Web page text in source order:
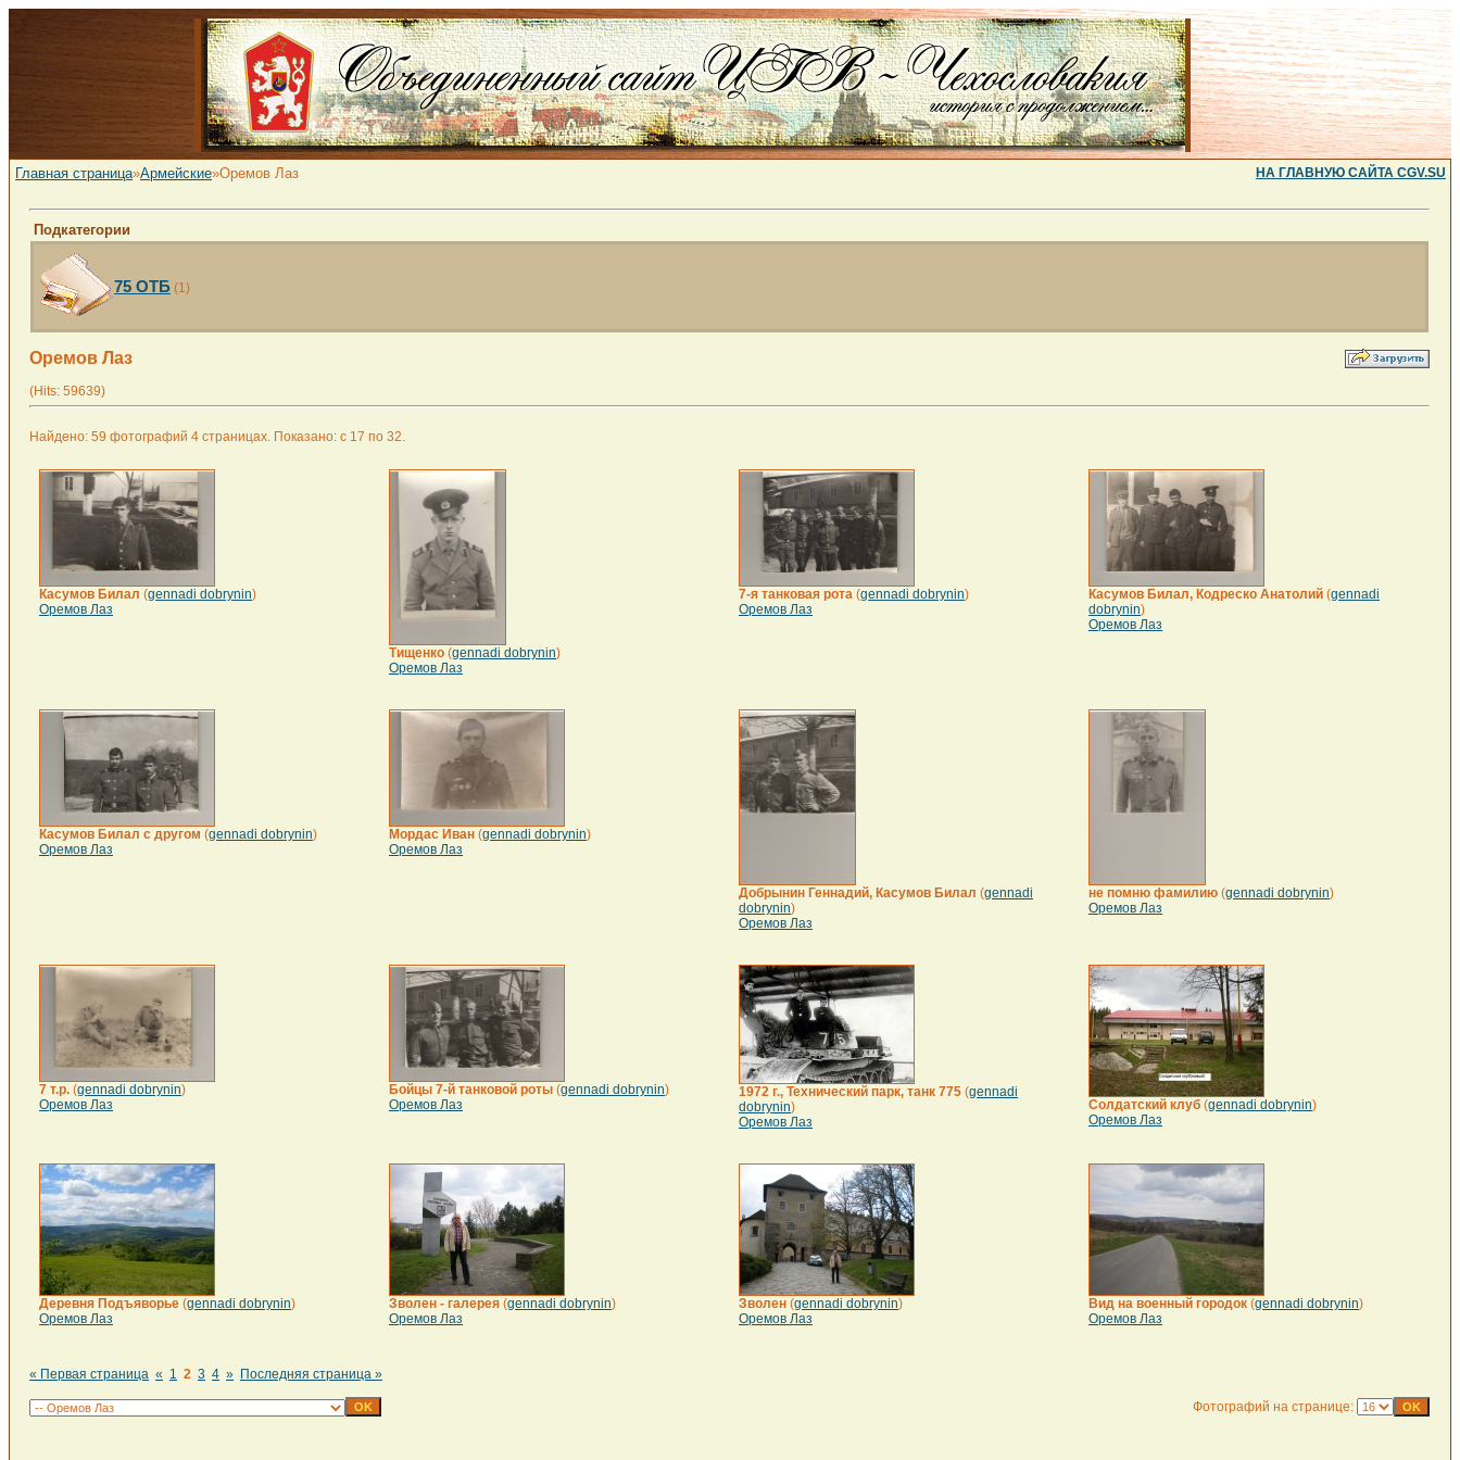
Главная страница»Армейские»Оремов Лаз НА ГЛАВНУЮ САЙТА CGV.SU
Подкатегории
75 ОТБ (1)
Оремов Лаз
(Hits: 59639)
Найдено: 59 фотографий 4 страницах. Показано: с 17 по 32.
Касумов Билал (gennadi dobrynin)
Оремов Лаз
Тищенко (gennadi dobrynin)
Оремов Лаз
7-я танковая рота (gennadi dobrynin)
Оремов Лаз
Касумов Билал, Кодреско Анатолий (gennadi
dobrynin)
Оремов Лаз
Касумов Билал с другом (gennadi dobrynin)
Оремов Лаз
Мордас Иван (gennadi dobrynin)
Оремов Лаз
Добрынин Геннадий, Касумов Билал (gennadi
dobrynin)
Оремов Лаз
не помню фамилию (gennadi dobrynin)
Оремов Лаз
7 т.р. (gennadi dobrynin)
Оремов Лаз
Бойцы 7-й танковой роты (gennadi dobrynin)
Оремов Лаз
1972 г., Технический парк, танк 775 (gennadi
dobrynin)
Оремов Лаз
Солдатский клуб (gennadi dobrynin)
Оремов Лаз
Деревня Подъяворье (gennadi dobrynin)
Оремов Лаз
Зволен - галерея (gennadi dobrynin)
Оремов Лаз
Зволен (gennadi dobrynin)
Оремов Лаз
Вид на военный городок (gennadi dobrynin)
Оремов Лаз
« Первая страница « 1 2 3 4 » Последняя страница »
Фотографий на странице: